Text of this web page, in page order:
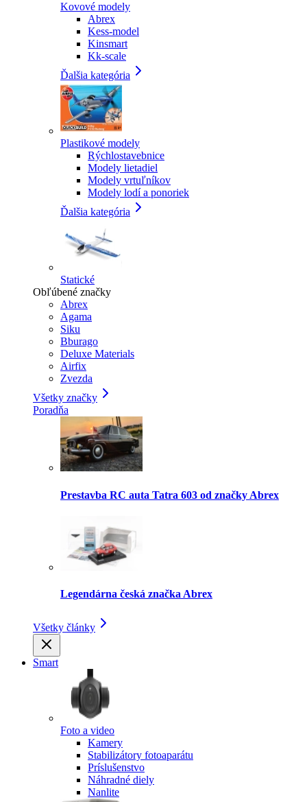
Kovové modely
Abrex
Kess-model
Kinsmart
Kk-scale
Ďalšia kategória
Plastikové modely
Rýchlostavebnice
Modely lietadiel
Modely vrtuľníkov
Modely lodí a ponoriek
Ďalšia kategória
Statické
Obľúbené značky
Abrex
Agama
Siku
Bburago
Deluxe Materials
Airfix
Zvezda
Všetky značky
Poradňa
Prestavba RC auta Tatra 603 od značky Abrex
Legendárna česká značka Abrex
Všetky články
Smart
Foto a video
Kamery
Stabilizátory fotoaparátu
Príslušenstvo
Náhradné diely
Nanlite